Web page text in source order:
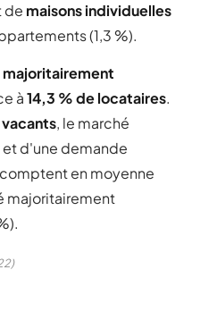
de maisons individuelles
(1,3 %).
majoritairement
à14,3 % de locataires.
, le marché
et d'une demande
en moyenne
majoritairement